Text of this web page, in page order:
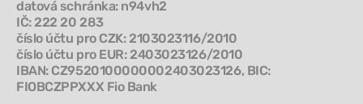
datová schránka: n94vh2
IČ: 222 20 283
číslo účtu pro CZK: 2103023116/2010
číslo účtu pro EUR: 2403023126/2010
IBAN: CZ9520100000002403023126, BIC:
FIOBCZPPXXX Fio Bank